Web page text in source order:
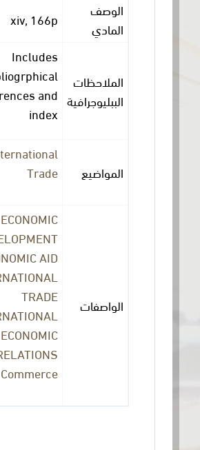
الوصف
xiv, 166p
الملاحظات
الببليوجرافية
Includes
bibliogrphical
references and
index
المواضيع
International
Trade
الواصفات
ECONOMIC
DEVELOPMENT
ECONOMIC AID
INTERNATIONAL
TRADE
INTERNATIONAL
ECONOMIC
RELATIONS
Commerce